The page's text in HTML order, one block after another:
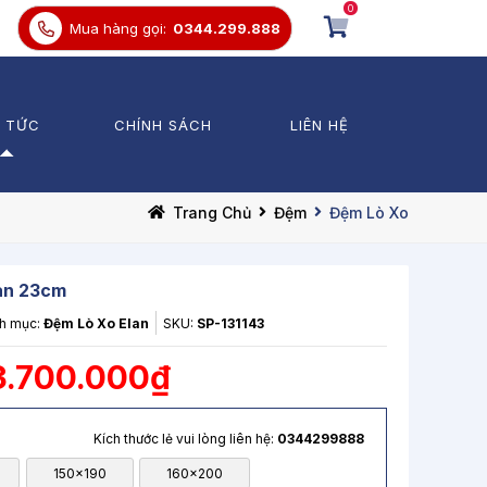
Mua hàng gọi: 0344.299.888
0
TỨC
mãi
CHÍNH SÁCH LIÊN HỆ
Trang Chủ Đệm Đệm Lò Xo
23cm
mục: Đệm Lò Xo Elan SKU: SP-131143
Kích thước lẻ vui lòng liên hệ: 0344299888
150x190 160x200